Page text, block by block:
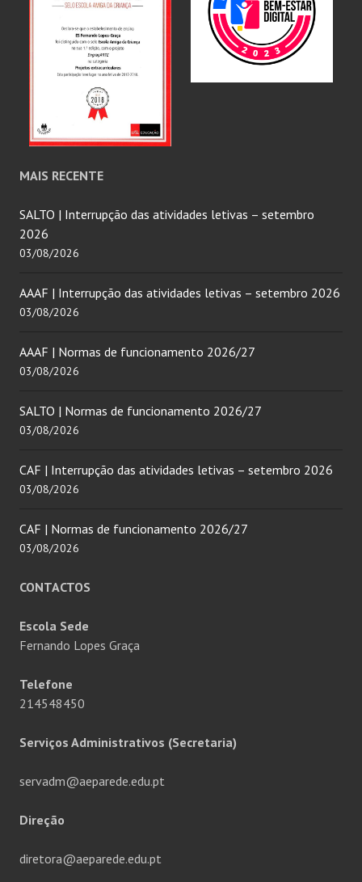
MAIS RECENTE
SALTO | Interrupção das atividades letivas – setembro
2026
03/08/2026
AAAF | Interrupção das atividades letivas – setembro 2026
03/08/2026
AAAF | Normas de funcionamento 2026/27
03/08/2026
SALTO | Normas de funcionamento 2026/27
03/08/2026
CAF | Interrupção das atividades letivas – setembro 2026
03/08/2026
CAF | Normas de funcionamento 2026/27
03/08/2026
CONTACTOS
Escola Sede
Fernando Lopes Graça
Telefone
214548450
Serviços Administrativos (Secretaria)
servadm@aeparede.edu.pt
Direção
diretora@aeparede.edu.pt